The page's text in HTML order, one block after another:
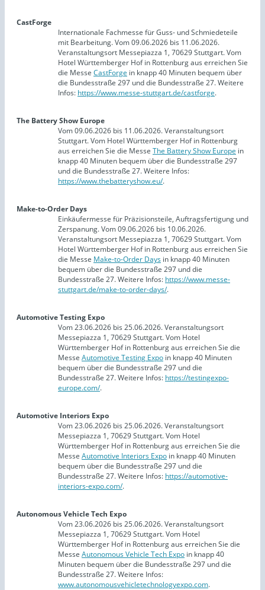
CastForge
Internationale Fachmesse für Guss- und Schmiedeteile
mit Bearbeitung. Vom 09.06.2026 bis 11.06.2026.
Veranstaltungsort Messepiazza 1, 70629 Stuttgart. Vom
Hotel Württemberger Hof in Rottenburg aus erreichen Sie
die Messe CastForge in knapp 40 Minuten bequem über
die Bundesstraße 297 und die Bundesstraße 27. Weitere
Infos: https://www.messe-stuttgart.de/castforge.
The Battery Show Europe
Vom 09.06.2026 bis 11.06.2026. Veranstaltungsort
Stuttgart. Vom Hotel Württemberger Hof in Rottenburg
aus erreichen Sie die Messe The Battery Show Europe in
knapp 40 Minuten bequem über die Bundesstraße 297
und die Bundesstraße 27. Weitere Infos:
https://www.thebatteryshow.eu/.
Make-to-Order Days
Einkäufermesse für Präzisionsteile, Auftragsfertigung und
Zerspanung. Vom 09.06.2026 bis 10.06.2026.
Veranstaltungsort Messepiazza 1, 70629 Stuttgart. Vom
Hotel Württemberger Hof in Rottenburg aus erreichen Sie
die Messe Make-to-Order Days in knapp 40 Minuten
bequem über die Bundesstraße 297 und die
Bundesstraße 27. Weitere Infos: https://www.messe-
stuttgart.de/make-to-order-days/.
Automotive Testing Expo
Vom 23.06.2026 bis 25.06.2026. Veranstaltungsort
Messepiazza 1, 70629 Stuttgart. Vom Hotel
Württemberger Hof in Rottenburg aus erreichen Sie die
Messe Automotive Testing Expo in knapp 40 Minuten
bequem über die Bundesstraße 297 und die
Bundesstraße 27. Weitere Infos: https://testingexpo-
europe.com/.
Automotive Interiors Expo
Vom 23.06.2026 bis 25.06.2026. Veranstaltungsort
Messepiazza 1, 70629 Stuttgart. Vom Hotel
Württemberger Hof in Rottenburg aus erreichen Sie die
Messe Automotive Interiors Expo in knapp 40 Minuten
bequem über die Bundesstraße 297 und die
Bundesstraße 27. Weitere Infos: https://automotive-
interiors-expo.com/.
Autonomous Vehicle Tech Expo
Vom 23.06.2026 bis 25.06.2026. Veranstaltungsort
Messepiazza 1, 70629 Stuttgart. Vom Hotel
Württemberger Hof in Rottenburg aus erreichen Sie die
Messe Autonomous Vehicle Tech Expo in knapp 40
Minuten bequem über die Bundesstraße 297 und die
Bundesstraße 27. Weitere Infos:
www.autonomousvehicletechnologyexpo.com.